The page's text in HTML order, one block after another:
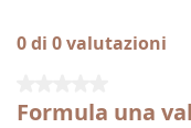
0 di 0 valutazioni
Formula una